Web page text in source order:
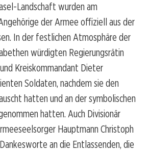
Landschaft wurden am
der Armee offiziell aus der
In der festlichen Atmosphäre der
würdigten Regierungsrätin
Kreiskommandant Dieter
Soldaten, nachdem sie den
hatten und an der symbolischen
hatten. Auch Divisionär
Hauptmann Christoph
an die Entlassenden, die